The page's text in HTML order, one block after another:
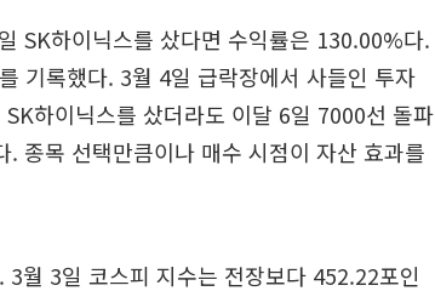
SK하이닉스를 샀다면 수익률은 130.00%다.
기록했다. 3월 4일 급락장에서 사들인 투자
하이닉스를 샀더라도 이달 6일 7000선 돌파
종목 선택만큼이나 매수 시점이 자산 효과를
월 3일 코스피 지수는 전장보다 452.22포인